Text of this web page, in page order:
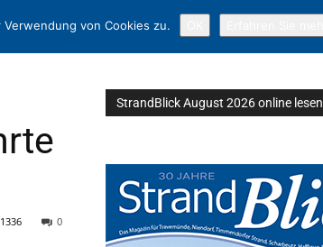
0
1336
StrandBlick August 2026 online lesen
von Cookies zu.